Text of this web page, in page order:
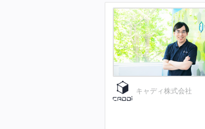
キャディ株式会社